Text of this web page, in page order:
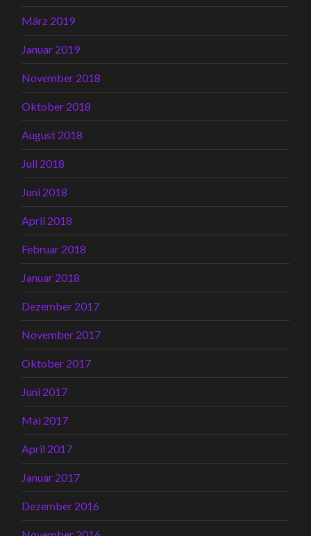
März 2019
Januar 2019
November 2018
Oktober 2018
August 2018
Juli 2018
Juni 2018
April 2018
Februar 2018
Januar 2018
Dezember 2017
November 2017
Oktober 2017
Juni 2017
Mai 2017
April 2017
Januar 2017
Dezember 2016